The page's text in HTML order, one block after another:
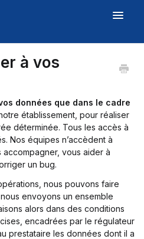
Toggle
proposà vos
données que dans le cadre
établissement, pour réaliser
déterminée. Tous les accès à
Nos équipes n’accèdent à
vous aider à
un bug.
nous pouvons faire
envoyons un ensemble
alors dans des conditions
encadrées par le régulateur
prestataire les données dont il a